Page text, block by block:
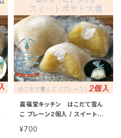
嘉福堂キッチン はこだて雪ん
こ プレーン2個入 / スイートポ
作り スイーツ 取り寄せ 人気 菓
¥700